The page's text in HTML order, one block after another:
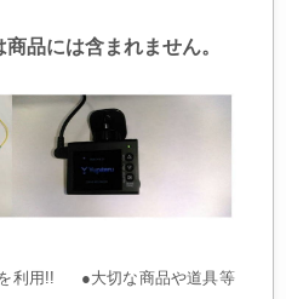
品には含まれません。
を利用!! ●大切な商品や道具等